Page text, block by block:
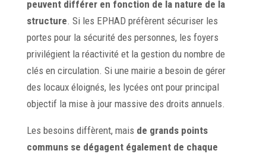
peuvent différer en fonction de la nature de la
structure. Si les EPHAD préfèrent sécuriser les
portes pour la sécurité des personnes, les foyers
privilégient la réactivité et la gestion du nombre de
clés en circulation. Si une mairie a besoin de gérer
des locaux éloignés, les lycées ont pour principal
objectif la mise à jour massive des droits annuels.
Les besoins diffèrent, mais de grands points
communs se dégagent également de chaque